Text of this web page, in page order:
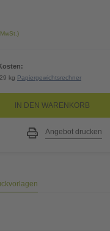
kg Papiergewichtsrechner
IN DEN WARENKORB
Angebot drucken